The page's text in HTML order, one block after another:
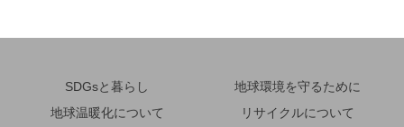
SDGsと暮らし
地球環境を守るために
地球温暖化について
リサイクルについて